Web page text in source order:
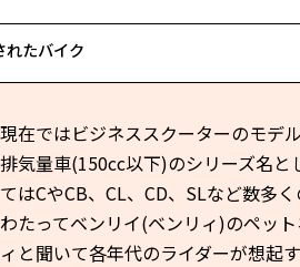
れたバイク
在ではビジネススクーターのモデ
気量車(150cc以下)のシリーズ名と
はCやCB、CL、CD、SLなど数多
たってベンリイ(ベンリィ)のペッ
と聞いて各年代のライダーが想起